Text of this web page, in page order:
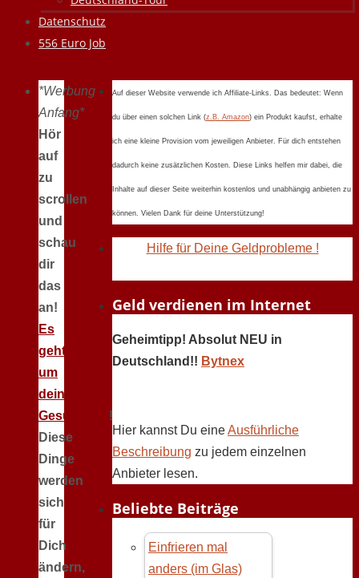
Datenschutz
556 Euro Job
*Werbung
Anfang*
Hör
auf
zu
scrollen
und
schau
dir
das
an!
Es
geht
um
deine
Gesundheit !
Diese
Dinge
werden
sich
für
Dich
ändern,
Auf dieser Website verwende ich Affiliate-Links. Das bedeutet: Wenn
du über einen solchen Link (z.B. Amazon) ein Produkt kaufst, erhalte
ich eine kleine Provision vom jeweiligen Anbieter. Für dich entstehen
dadurch keine zusätzlichen Kosten. Diese Links helfen mir dabei, die
Inhalte auf dieser Seite weiterhin kostenlos und unabhängig anbieten zu
können. Vielen Dank für deine Unterstützung!
Hilfe für Deine Geldprobleme !
Geld verdienen im Internet
Geheimtipp! Absolut NEU in
Deutschland!! Bytnex
Hier kannst Du eineAusführliche
Beschreibung zu jedem einzelnen
Anbieter lesen.
Beliebte Beiträge
Einfrieren mal
anders (im Glas)